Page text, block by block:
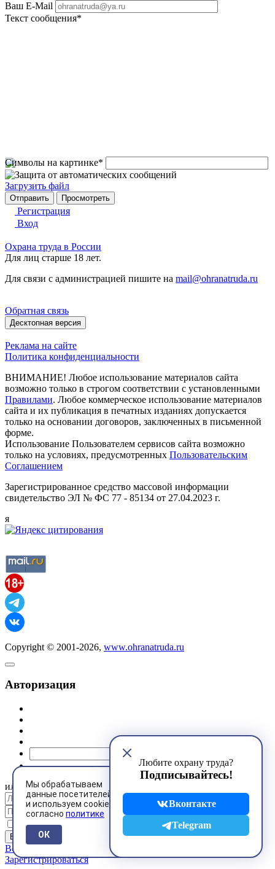
Ваш E-Mail
Текст сообщения*
Символы на картинке*
Загрузить файл
Регистрация
Вход
Мы обрабатываем
данные посетителей
и используем cookies
согласно политике
ОК
Любите охрану труда?
Подписывайтесь!
Вконтакте
Telegram
Охрана труда в России
Для лиц старше 18 лет.
Для связи с администрацией пишите на mail@ohranatruda.ru
Обратная связь
Десктопная версия
Реклама на сайте
Политика конфиденциальности
ВНИМАНИЕ! Любое использование материалов сайта
возможно только в строгом соответствии с установленными
Правилами. Любое коммерческое использование материалов
сайта и их публикация в печатных изданиях допускается
только на основании договоров, заключенных в письменной
форме.
Использование Пользователем сервисов сайта возможно
только на условиях, предусмотренных Пользовательским
Соглашением
Зарегистрированное средство массовой информации
свидетельство ЭЛ № ФС 77 - 85134 от 27.04.2023 г.
я
Copyright © 2001-2026, www.ohranatruda.ru
Авторизация
или
Запомнить меня
Восстановить пароль
Зарегистрироваться